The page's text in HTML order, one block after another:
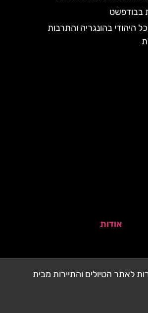
בבודפשט
היהודי בהונגריה והתרבות
אודות
לאתר הטיולים והתיירות מבית